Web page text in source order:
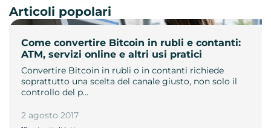
Come convertire Bitcoin in rubli e contanti:
ATM, servizi online e altri usi pratici
Convertire Bitcoin in rubli o in contanti richiede
soprattutto una scelta del canale giusto, non solo il
controllo del p…
2 agosto 2017
Articoli popolari